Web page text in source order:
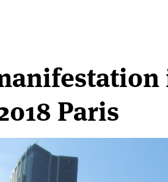
Paris